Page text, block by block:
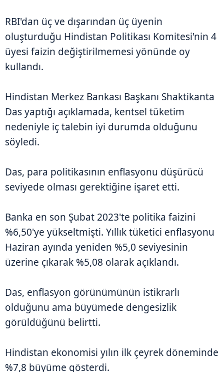
RBI'dan üç ve dışarından üç üyenin
oluşturduğu Hindistan Politikası Komitesi'nin 4
üyesi faizin değiştirilmemesi yönünde oy
kullandı.
Hindistan Merkez Bankası Başkanı Shaktikanta
Das yaptığı açıklamada, kentsel tüketim
nedeniyle iç talebin iyi durumda olduğunu
söyledi.
Das, para politikasının enflasyonu düşürücü
seviyede olması gerektiğine işaret etti.
Banka en son Şubat 2023'te politika faizini
%6,50'ye yükseltmişti. Yıllık tüketici enflasyonu
Haziran ayında yeniden %5,0 seviyesinin
üzerine çıkarak %5,08 olarak açıklandı.
Das, enflasyon görünümünün istikrarlı
olduğunu ama büyümede dengesizlik
görüldüğünü belirtti.
Hindistan ekonomisi yılın ilk çeyrek döneminde
%7,8 büyüme gösterdi.